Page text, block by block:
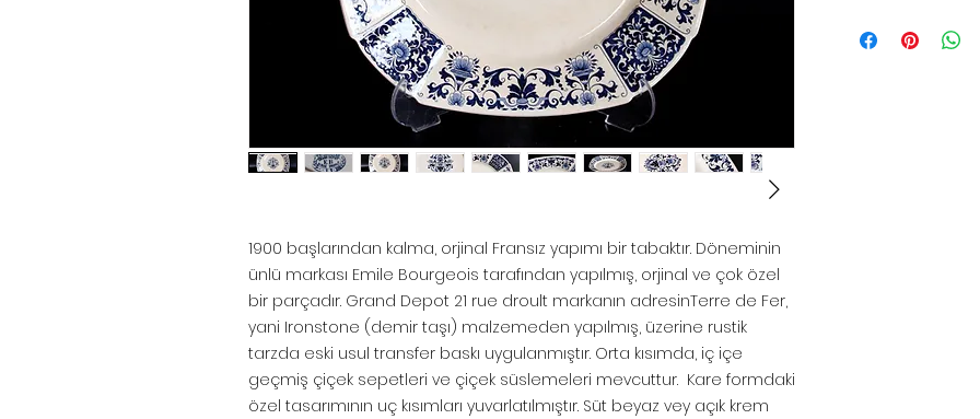
1900 başlarından kalma, orjinal Fransız yapımı bir tabaktır. Döneminin
ünlü markası Emile Bourgeois tarafından yapılmış, orjinal ve çok özel
bir parçadır. Grand Depot 21 rue droult markanın adresinTerre de Fer,
yani Ironstone (demir taşı) malzemeden yapılmış, üzerine rustik
tarzda eski usul transfer baskı uygulanmıştır. Orta kısımda, iç içe
geçmiş çiçek sepetleri ve çiçek süslemeleri mevcuttur. Kare formdaki
özel tasarımının uç kısımları yuvarlatılmıştır. Süt beyaz vey açık krem